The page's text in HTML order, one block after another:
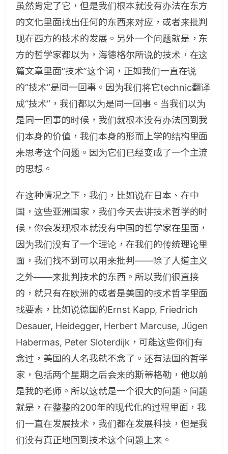
虽然肯定了它，但是我们根本就没有办法在东方
的文化里面找出任何的东西来对应，或者来批判
现在西方的技术的发展。另外一个问题就是，东
方的哲学家都以为，海德格尔所说的技术，在这
篇文章里面“技术”这个词，正如我们一直在说
的“技术”是同一回事。因为我们将它technic翻译
成“技术”，我们都以为是同一回事。当我们以为
是同一回事的时候，我们就根本没有办法回到我
们本身的价值，我们本身的形而上学的结构里面
来思考这个问题。因为它们已经变成了一个主流
的思想。
在这种情况之下，我们，比如说在日本、在中
国，这些亚洲国家，我们今天去讲技术哲学的时
候，你会发现根本就没有中国的哲学家在里面，
因为我们没有了一个理论，在我们的传统理论里
面，我们找不到可以用来批判——除了人道主义
之外——来批判技术的东西。所以我们很直接
的，就只有在欧洲的或者是美国的技术哲学里面
找要素，比如说德国的Ernst Kapp, Friedrich
Desauer, Heidegger, Herbert Marcuse, Jügen
Habermas, Peter Sloterdijk，可能这些你们有
念过，美国的人名我就不念了。还有法国的哲学
家，包括两个星期之后会来的斯蒂格勒，他以前
是我的老师。所以这就是一个很大的问题。问题
就是，在整整的200年的现代化的过程里面，我
们一直在发展技术，我们都在发展科技，但是我
们没有真正地回到技术这个问题上来。